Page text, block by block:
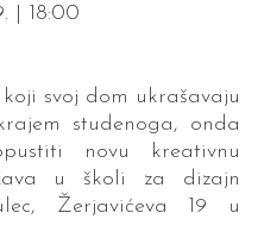
| 18:00
svoj dom ukrašavaju
studenoga, onda
novu kreativnu
u školi za dizajn
Žerjavićeva 19 u